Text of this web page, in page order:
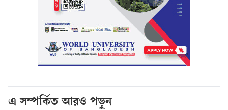
এ সম্পর্কিত আরও পড়ুন